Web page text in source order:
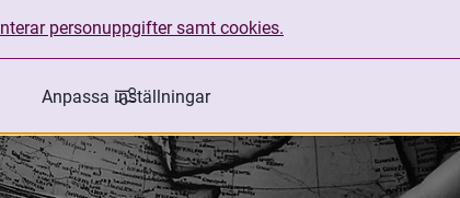
personuppgifter samt cookies.
Anpassa inställningar